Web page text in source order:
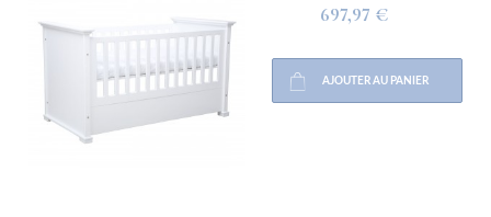
697,97 €
AJOUTER AU PANIER